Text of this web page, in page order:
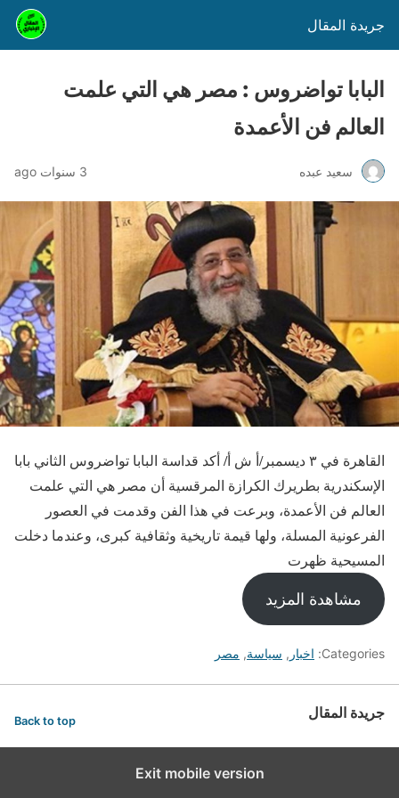
جريدة المقال
البابا تواضروس : مصر هي التي علمت
العالم فن الأعمدة
سعيد عبده 3 سنوات ago
القاهرة في ٣ ديسمبر/أ ش أ/ أكد قداسة البابا تواضروس الثاني بابا
الإسكندرية بطريرك الكرازة المرقسية أن مصر هي التي علمت
العالم فن الأعمدة، وبرعت في هذا الفن وقدمت في العصور
الفرعونية المسلة، ولها قيمة تاريخية وثقافية كبرى، وعندما دخلت
المسيحية ظهرت
مشاهدة المزيد
Categories: اخبار , سياسة, مصر
جريدة المقال Back to top
Exit mobile version